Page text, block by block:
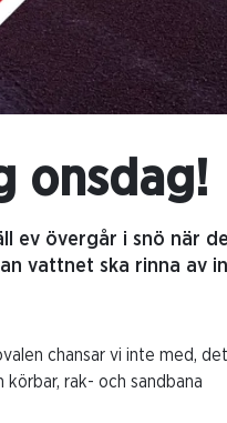
onsdag!
ev övergår i snö när
vattnet ska rinna av
chansar vi inte med,
rak- och sandbana